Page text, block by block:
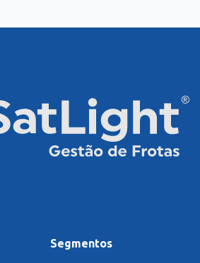
Segmentos